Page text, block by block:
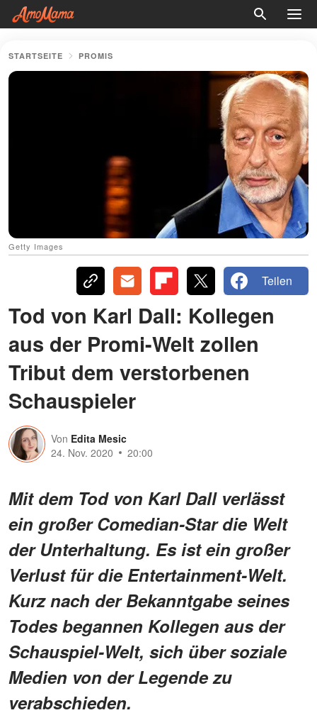
STARTSEITE PROMIS
Getty Images
Teilen
Tod von Karl Dall: Kollegen
aus der Promi-Welt zollen
Tribut dem verstorbenen
Schauspieler
Von Edita Mesic
24. Nov. 2020
20:00
Mit dem Tod von Karl Dall verlässt
ein großer Comedian-Star die Welt
der Unterhaltung. Es ist ein großer
Verlust für die Entertainment-Welt.
Kurz nach der Bekanntgabe seines
Todes begannen Kollegen aus der
Schauspiel-Welt, sich über soziale
Medien von der Legende zu
verabschieden.